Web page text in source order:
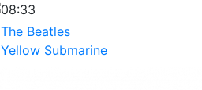
08:33
The Beatles
Yellow Submarine